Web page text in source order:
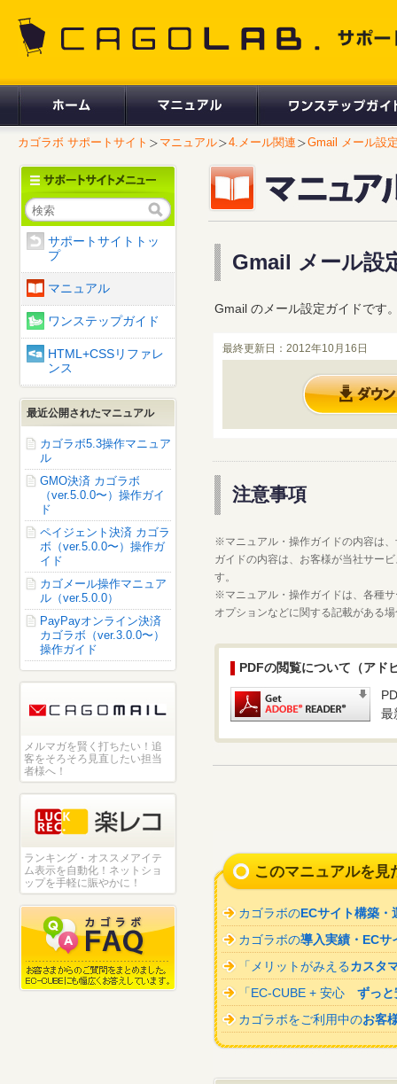
カゴラボ サポートサイト マニュアル 4.メール関連 Gmail メール設
Gmail メール設
Gmail のメール設定ガイドです
最終更新日：2012年10月16日
注意事項
※マニュアル・操作ガイドの内容は
ガイドの内容は、お客様が当社サー
す。
※マニュアル・操作ガイドは、各種
オプションなどに関する記載がある
PDFの閲覧について（ア
最
このマニュアルを見
カゴラボの ECサイト構築・
カゴラボの導入実績・ECサ
「メリットがみえるカスタ
「EC-CUBE + 安心 ずっ
カゴラボをご利用中のお客
検索
サポートサイトトッ
プ
マニュアル
ワンステップガイド
HTML+CSSリファレ
ンス
最近公開されたマニュアル
カゴラボ5.3操作マニュア
ル
GMO決済 カゴラボ
（ver.5.0.0〜）操作ガイ
ド
ペイジェント決済 カゴラ
ボ（ver.5.0.0〜）操作ガ
イド
カゴメール操作マニュア
ル（ver.5.0.0）
PayPayオンライン決済
カゴラボ（ver.3.0.0〜）
操作ガイド
メルマガを賢く打ちたい！追
客をそろそろ見直したい担当
者様へ！
ランキング・オススメアイテ
ム表示を自動化！ネットショ
ップを手軽に賑やかに！